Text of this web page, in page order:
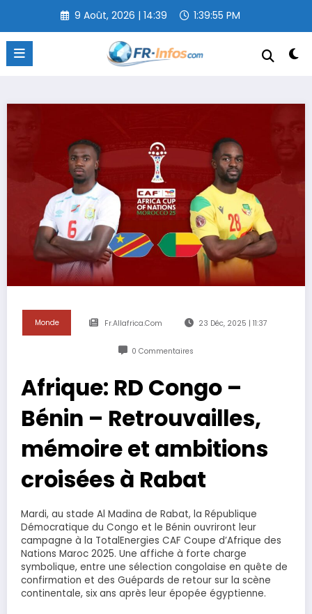
contenu
9 Août, 2026 | 14:39 1:39:56 PM
Monde Fr.allafrica.com 23 Déc, 2025 | 11:37
0 Commentaires
Afrique: RD Congo –
Bénin – Retrouvailles,
mémoire et ambitions
croisées à Rabat
Mardi, au stade Al Madina de Rabat, la République
Démocratique du Congo et le Bénin ouvriront leur
campagne à la TotalEnergies CAF Coupe d’Afrique des
Nations Maroc 2025. Une affiche à forte charge
symbolique, entre une sélection congolaise en quête de
confirmation et des Guépards de retour sur la scène
continentale, six ans après leur épopée égyptienne.